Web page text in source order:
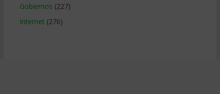
Gobiernos (227)
Internet (276)